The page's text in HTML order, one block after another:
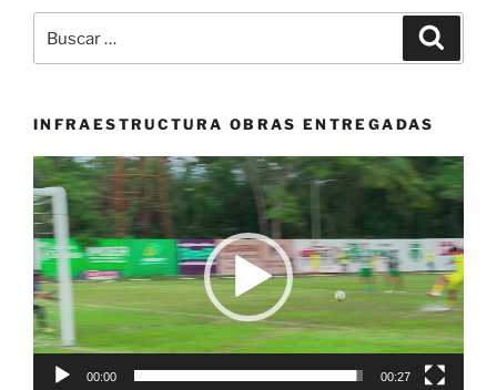
por:
INFRAESTRUCTURA OBRAS ENTREGADAS
Reproductor
de
vídeo
00:00 00:27